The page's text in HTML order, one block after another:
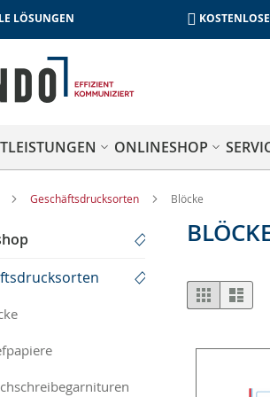
LÖSUNGEN
ONLINESHOP
Geschäftsdrucksorten Blöcke
als
Liste Liste